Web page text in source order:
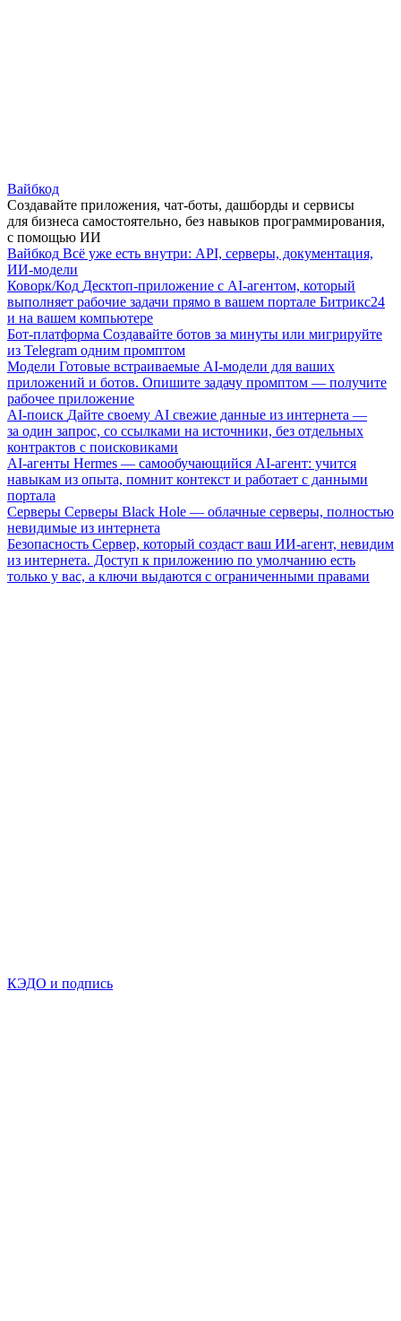
Вайбкод
Создавайте приложения, чат-боты, дашборды и сервисы
для бизнеса самостоятельно, без навыков программирования,
с помощью ИИ
Вайбкод Всё уже есть внутри: API, серверы, документация,
ИИ-модели
Коворк/Код Десктоп-приложение с AI-агентом, который
выполняет рабочие задачи прямо в вашем портале Битрикс24
и на вашем компьютере
Бот-платформа Создавайте ботов за минуты или мигрируйте
из Telegram одним промптом
Модели Готовые встраиваемые AI-модели для ваших
приложений и ботов. Опишите задачу промптом — получите
рабочее приложение
AI-поиск Дайте своему AI свежие данные из интернета —
за один запрос, со ссылками на источники, без отдельных
контрактов с поисковиками
AI-агенты Hermes — самообучающийся AI-агент: учится
навыкам из опыта, помнит контекст и работает с данными
портала
Серверы Серверы Black Hole — облачные серверы, полностью
невидимые из интернета
Безопасность Сервер, который создаст ваш ИИ-агент, невидим
из интернета. Доступ к приложению по умолчанию есть
только у вас, а ключи выдаются с ограниченными правами
КЭДО и подпись